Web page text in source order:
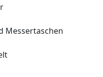
Messertaschen